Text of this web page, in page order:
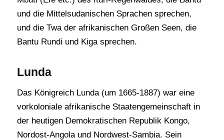
und die Mittelsudanischen Sprachen sprechen,
und die Twa der afrikanischen Großen Seen, die
Bantu Rundi und Kiga sprechen.
Lunda
Das Königreich Lunda (um 1665-1887) war eine
vorkoloniale afrikanische Staatengemeinschaft in
der heutigen Demokratischen Republik Kongo,
Nordost-Angola und Nordwest-Sambia. Sein